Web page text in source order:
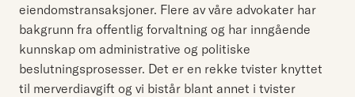
eiendomstransaksjoner. Flere av våre advokater har
bakgrunn fra offentlig forvaltning og har inngående
kunnskap om administrative og politiske
beslutningsprosesser. Det er en rekke tvister knyttet
til merverdiavgift og vi bistår blant annet i tvister